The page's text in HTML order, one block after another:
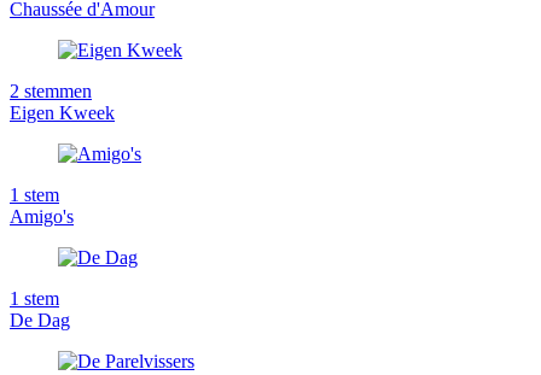
Chaussée d'Amour
2 stemmen
Eigen Kweek
1 stem
Amigo's
1 stem
De Dag